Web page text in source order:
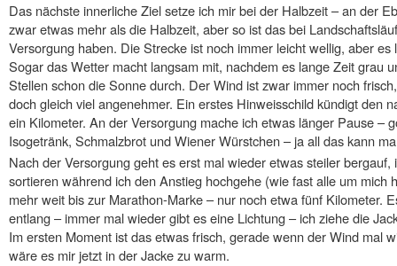
Das nächste innerliche Ziel setze ich mir bei der Halbzeit – an der
zwar etwas mehr als die Halbzeit, aber so ist das bei
Versorgung haben. Die Strecke ist noch immer leicht wellig, aber
Sogar das Wetter macht langsam mit, nachdem es lange Zeit grau
Stellen schon die Sonne durch. Der Wind ist zwar immer noch
doch gleich viel angenehmer. Ein erstes Hinweisschild kündigt den
ein Kilometer. An der Versorgung mache ich etwas länger Pause –
Isogetränk, Schmalzbrot und Wiener Würstchen – ja all das kann
Nach der Versorgung geht es erst mal wieder etwas steiler
sortieren während ich den Anstieg hochgehe (wie fast alle um mich
mehr weit bis zur Marathon-Marke – nur noch etwa fünf Kilometer.
entlang – immer mal wieder gibt es eine Lichtung – ich ziehe die
Im ersten Moment ist das etwas frisch, gerade wenn der Wind mal
wäre es mir jetzt in der Jacke zu warm.